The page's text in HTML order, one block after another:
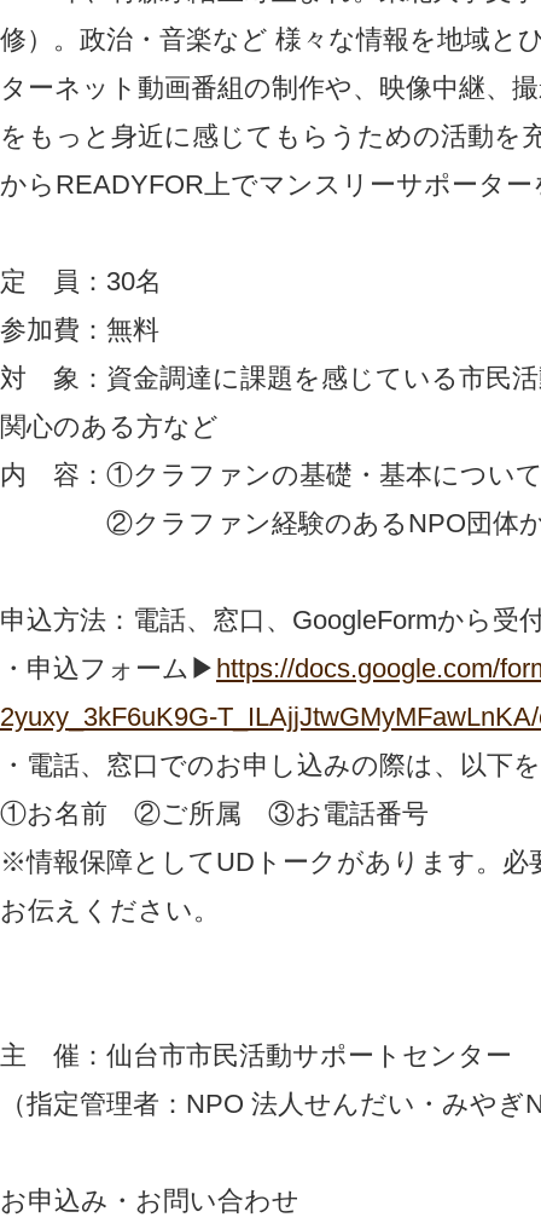
修）。政治・音楽など 様々な情報を地域と
ターネット動画番組の制作や、映像中継、
をもっと身近に感じてもらうための活動を
からREADYFOR上でマンスリーサポータ
定 員：30名
参加費：無料
対 象：資金調達に課題を感じている市民
関心のある方など
内 容：①クラファンの基礎・基本につい
②クラファン経験のあるNPO団体か
申込方法：電話、窓口、GoogleFormから受
・申込フォーム▶ https://docs.google.com/
2yuxy_3kF6uK9G-
・電話、窓口でのお申し込みの際は、以下
①お名前 ②ご所属 ③お電話番号
※情報保障としてUDトークがあります。必
お伝えください。
主 催：仙台市市民活動サポートセンター
（指定管理者：NPO 法人せんだい・みやぎ
お申込み・お問い合わせ